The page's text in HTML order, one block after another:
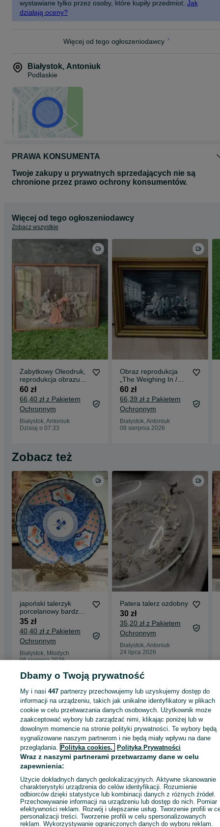
wystawiane tylko przez osoby, które kupiły przedmiot. Jak
działają oceny?
Więcej od tego ogłoszeniodawcy
Białystok, Antoniuk
Podlaskie
PRAWA KONSUMENTA
Twoje zakupy u prywatnych sprzedających nie są
chronione przez prawo ochrony konsumentów.
Więcej od tego ogłoszeniodawcy
Zobacz wszystkie
Zabytkowy Oleodruk,
reprodukcja obrazu
Margaret Dovastone
Ustalanie granic
60 zł
66,40 zł z Pakietem
Ochronnym
Białystok, Antoniuk
Dzisiaj o 07:33
Obraz reprodukcja
„The Weighing In /
Weighing the Catch”
– Margaret Dovaston
60 zł
66,39 zł z Pakietem
Ochronnym
Białystok, Antoniuk
08 sierpnia 2026
Zobacz też
japoński talerzyk
porcelanowy bardzo
ozdobny spodek
sygnowany Japonia
35 zł
40,40 zł z Pakietem
Ochronnym
Białystok, Młodych
06 sierpnia 2026
Patera talerz ozdobny
30 zł
35,20 zł z Pakietem
Ochronnym
Białystok, Antoniuk
24 lipca 2026
Strona główna Antyki i Kolekcje Antyki Stara ceramika Talerze
Talerze -
Podlaskie
Talerze - Białystok Talerze - Antoniuk
KATEGORIA
ID:1072377723 Wyświetlenia:
Kup
Dbamy o Twoją prywatność
My i nasi447 partnerzy przechowujemy lub uzyskujemy dostęp do
informacji na urządzeniu, takich jak unikalne identyfikatory w plikach
cookie w celu przetwarzania danych osobowych. Użytkownik może
zaakceptować wybory lub zarządzać nimi, klikając poniżej lub w
dowolnym momencie na stronie polityki prywatności. Te wybory będą
sygnalizowane naszym partnerom i nie będą miały wpływu na dane
przeglądania. Polityka cookies, Polityka Prywatności
Wraz z naszymi partnerami przetwarzamy dane w celu
zapewnienia:
Użycie dokładnych danych geolokalizacyjnych. Aktywne skanowanie
charakterystyki urządzenia do celów identyfikacji. Rozumienie
odbiorców dzięki statystyce lub kombinacji danych z różnych źródeł.
Przechowywanie informacji na urządzeniu lub dostęp do nich. Pomiar
efektywności reklam. Rozwój i ulepszanie usług. Tworzenie profili w
personalizacji treści. Tworzenie profili w celu spersonalizowanych
reklam. Wykorzystywanie ograniczonych danych do wyboru reklam.